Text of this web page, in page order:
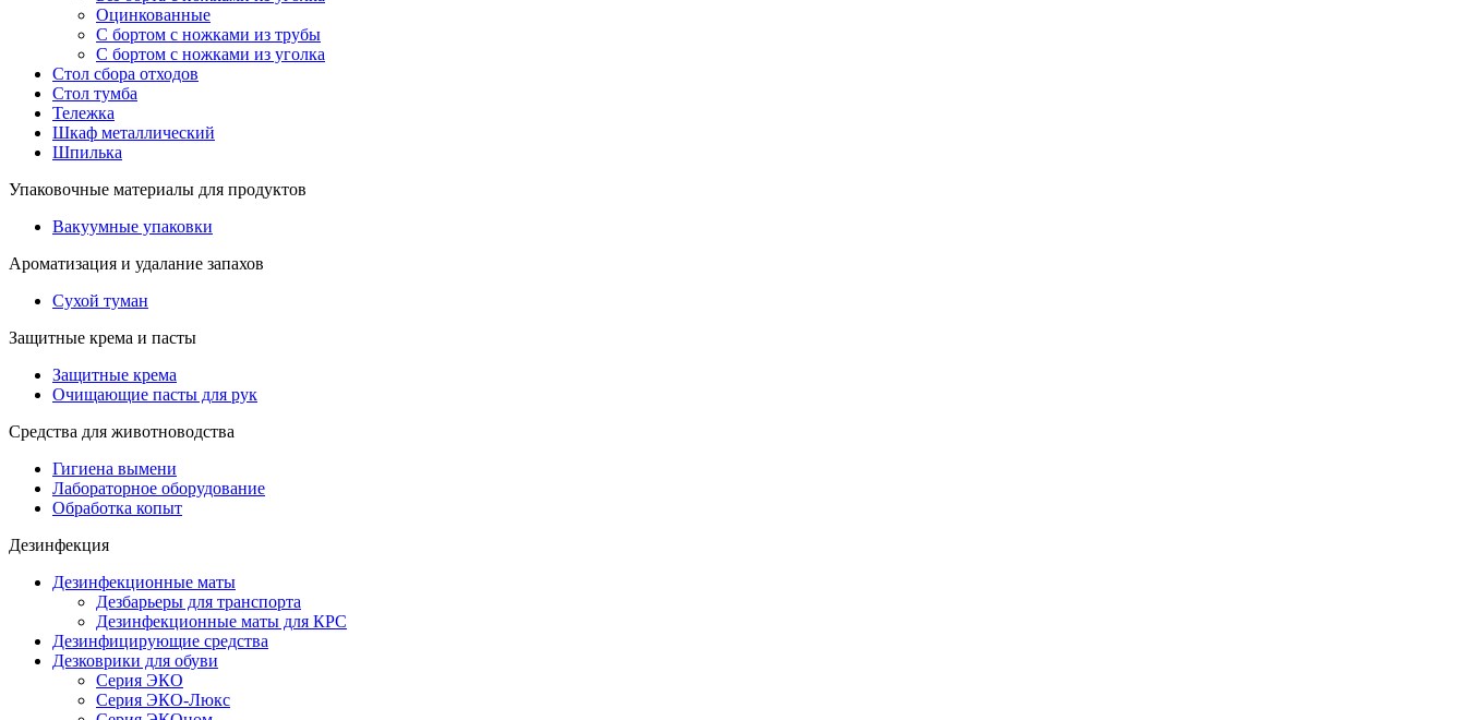
Оцинкованные
С бортом с ножками из трубы
С бортом с ножками из уголка
Стол сбора отходов
Стол тумба
Тележка
Шкаф металлический
Шпилька
Упаковочные материалы для продуктов
Вакуумные упаковки
Ароматизация и удалание запахов
Сухой туман
Защитные крема и пасты
Защитные крема
Очищающие пасты для рук
Средства для животноводства
Гигиена вымени
Лабораторное оборудование
Обработка копыт
Дезинфекция
Дезинфекционные маты
Дезбарьеры для транспорта
Дезинфекционные маты для КРС
Дезинфицирующие средства
Дезковрики для обуви
Серия ЭКО
Серия ЭКО-Люкс